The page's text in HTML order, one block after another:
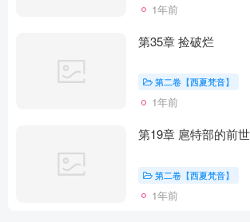
1年前
第35章 捡破烂
第二卷【西夏梵音】
1年前
第19章 扈特部的
第二卷【西夏梵音】
1年前